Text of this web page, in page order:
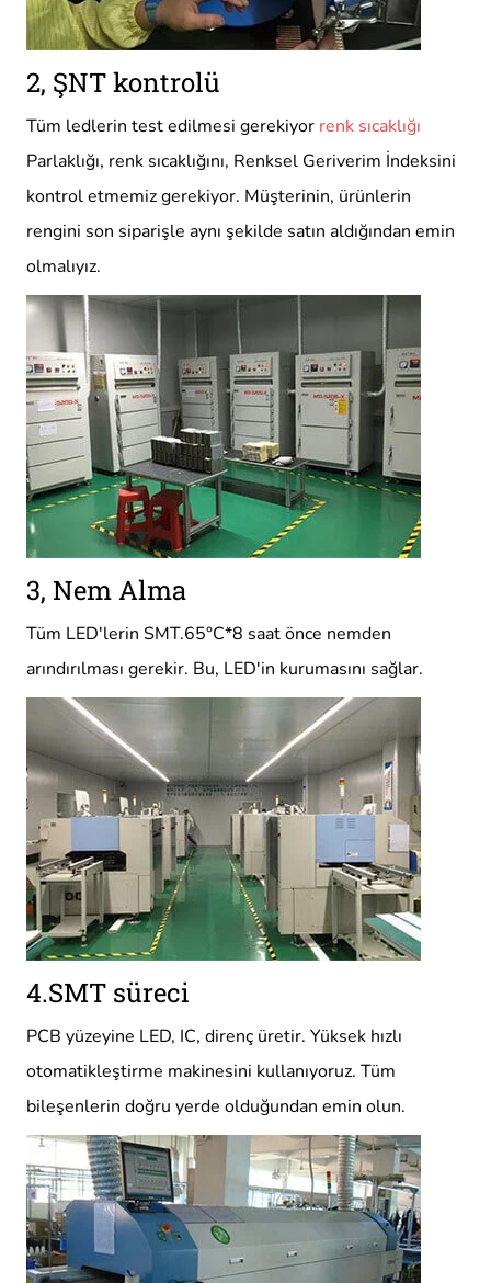
2, ŞNT kontrolü
Tüm ledlerin test edilmesi gerekiyor renk sıcaklığı
Parlaklığı, renk sıcaklığını, Renksel Geriverim İndeksini
kontrol etmemiz gerekiyor. Müşterinin, ürünlerin
rengini son siparişle aynı şekilde satın aldığından emin
olmalıyız.
3, Nem Alma
Tüm LED'lerin SMT.65°C*8 saat önce nemden
arındırılması gerekir. Bu, LED'in kurumasını sağlar.
4.SMT süreci
PCB yüzeyine LED, IC, direnç üretir. Yüksek hızlı
otomatikleştirme makinesini kullanıyoruz. Tüm
bileşenlerin doğru yerde olduğundan emin olun.